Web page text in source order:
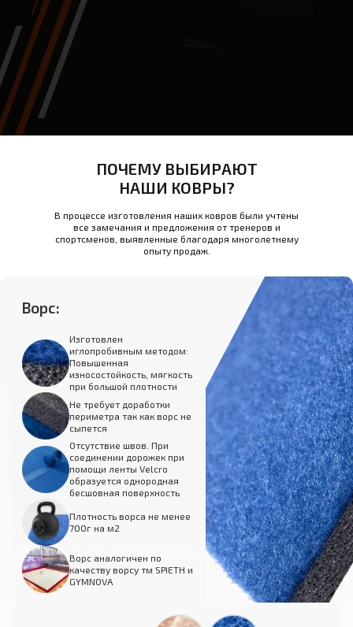
ПОЧЕМУ ВЫБИРАЮТ
НАШИ КОВРЫ?
В процессе изготовления наших ковров были учтены
все замечания и предложения от тренеров и
спортсменов, выявленные благодаря многолетнему
опыту продаж.
Ворс:
Изготовлен
иглопробивным методом:
Повышенная
износостойкость, мягкость
при большой плотности
Не требует доработки
периметра так как ворс не
сыпется
Отсутствие швов. При
соединении дорожек при
помощи ленты Velcro
образуется однородная
бесшовная поверхность
Плотность ворса не менее
700г на м2
Ворс аналогичен по
качеству ворсу тм SPIETH и
GYMNOVA